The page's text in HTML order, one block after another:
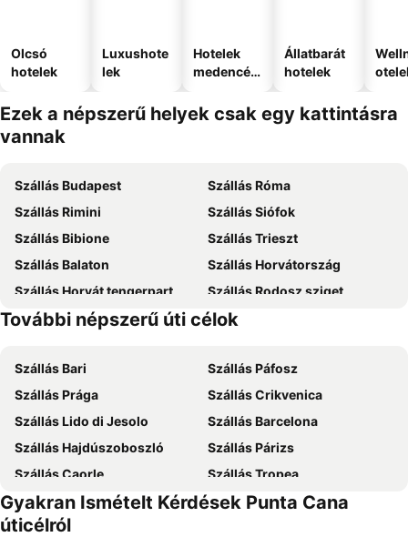
Olcsó
hotelek
Luxushote
lek
Hotelek
medencév
Állatbarát
hotelek
Ezek a népszerű helyek csak egy kattintásra
vannak
Szállás Budapest
Szállás Róma
Szállás Rimini
Szállás Siófok
Szállás Bibione
Szállás Trieszt
Szállás Balaton
Szállás Horvátország
Szállás Horvát tengerpart
Szállás Rodosz sziget
Szállás Korfu
Szállás Szardínia
További népszerű úti célok
Szállás Bari
Szállás Páfosz
Szállás Prága
Szállás Crikvenica
Szállás Lido di Jesolo
Szállás Barcelona
Szállás Hajdúszoboszló
Szállás Párizs
Szállás Caorle
Szállás Tropea
Szállás Dubrovnik
Szállás Eger
Szállás Debrecen
Gyakran Ismételt Kérdések Punta Cana
úticélról